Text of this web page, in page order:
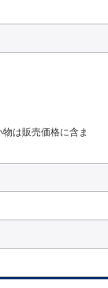
は販売価格に含ま